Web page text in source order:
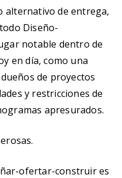
alternativo de entrega,
Diseño-
notable dentro de
en día, como una
de proyectos
y restricciones de
apresurados.
ofertar-construir es